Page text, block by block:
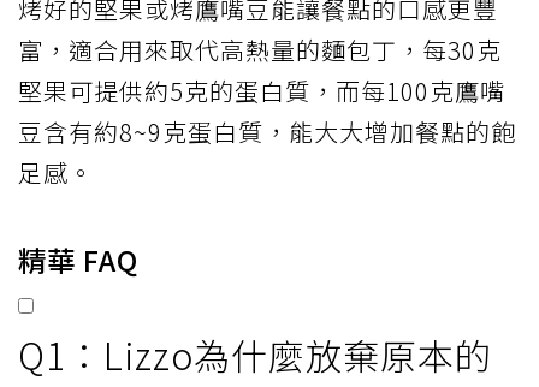
烤好的堅果或烤鷹嘴豆能讓餐點的口感更豐
富，適合用來取代高熱量的麵包丁，每30克
堅果可提供約5克的蛋白質，而每100克鷹嘴
豆含有約8~9克蛋白質，能大大增加餐點的飽
足感。
精華 FAQ
Q1：Lizzo為什麼放棄原本的